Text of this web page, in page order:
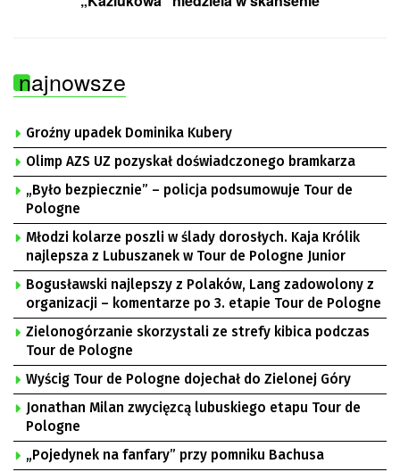
najnowsze
Groźny upadek Dominika Kubery
Olimp AZS UZ pozyskał doświadczonego bramkarza
„Było bezpiecznie” – policja podsumowuje Tour de
Pologne
Młodzi kolarze poszli w ślady dorosłych. Kaja Królik
najlepsza z Lubuszanek w Tour de Pologne Junior
Bogusławski najlepszy z Polaków, Lang zadowolony z
organizacji – komentarze po 3. etapie Tour de Pologne
Zielonogórzanie skorzystali ze strefy kibica podczas
Tour de Pologne
Wyścig Tour de Pologne dojechał do Zielonej Góry
Jonathan Milan zwycięzcą lubuskiego etapu Tour de
Pologne
„Pojedynek na fanfary” przy pomniku Bachusa